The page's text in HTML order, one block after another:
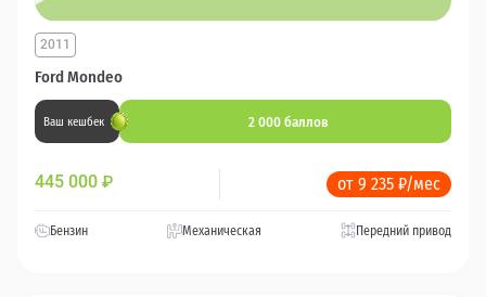
Ford Mondeo
2011
Ваш кешбек 2 000 баллов
445 000 ₽ от 9 235 ₽/мес
Бензин Механическая Передний привод